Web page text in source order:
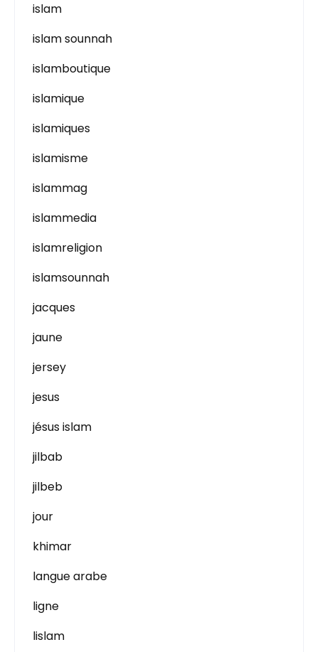
islam
islam sounnah
islamboutique
islamique
islamiques
islamisme
islammag
islammedia
islamreligion
islamsounnah
jacques
jaune
jersey
jesus
jésus islam
jilbab
jilbeb
jour
khimar
langue arabe
ligne
lislam